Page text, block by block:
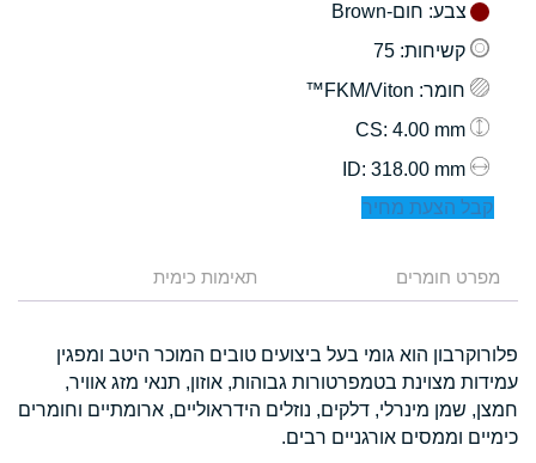
צבע: חום-Brown
קשיחות: 75
חומר: FKM/Viton™
: 4.00 mm
: 318.00 mm
קבל הצעת מחיר
מפרט חומרים תאימות כימית
פלורוקרבון הוא גומי בעל ביצועים טובים המוכר היטב ומפגין
עמידות מצוינת בטמפרטורות גבוהות, אוזון, תנאי מזג אוויר,
חמצן, שמן מינרלי, דלקים, נוזלים הידראוליים, ארומתיים וחומרים
כימיים וממסים אורגניים רבים.